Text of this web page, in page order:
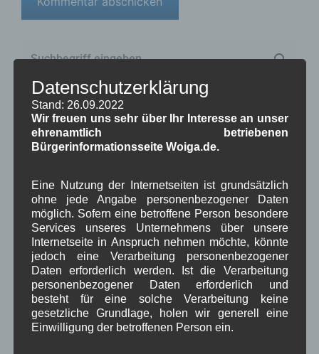
Kategorien für Beiträge
Aushang Rathaus(232)
Gemeinderat(128)
in Wallgau(1.091)
Kommunalpolitik(85)
Pressespiegel
(282)
um Wallgau(258)
Wallgau im Netz(65)
Schlagwörter
Datenschutzerklärung
Stand: 26.09.2022
Wir freuen uns sehr über Ihr Interesse an unser
ehrenamtlich betriebenen
Bürgerinformationsseite Woiga.de.
Eine Nutzung der Internetseiten ist grundsätzlich
ohne jede Angabe personenbezogener Daten
möglich. Sofern eine betroffene Person besondere
Services unseres Unternehmens über unsere
Internetseite in Anspruch nehmen möchte, könnte
jedoch eine Verarbeitung personenbezogener
Daten erforderlich werden. Ist die Verarbeitung
personenbezogener Daten erforderlich und
besteht für eine solche Verarbeitung keine
gesetzliche Grundlage, holen wir generell eine
Einwilligung der betroffenen Person ein.